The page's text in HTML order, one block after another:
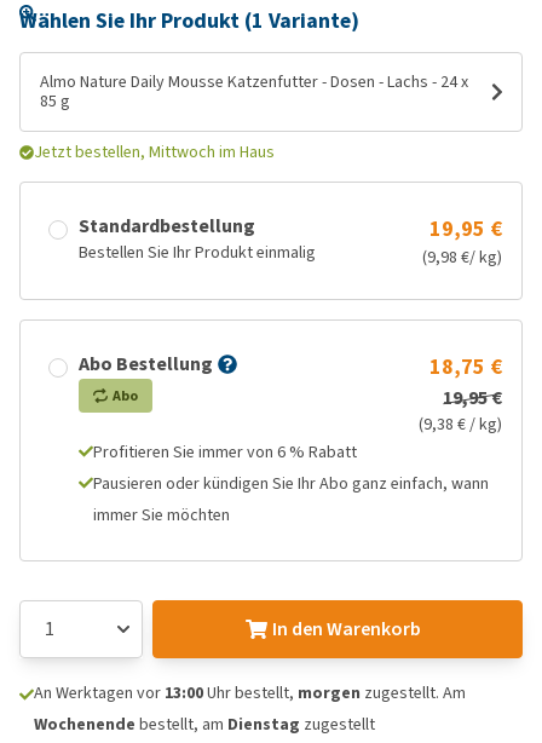
Wählen Sie Ihr Produkt (1 Variante)
Almo Nature Daily Mousse Katzenfutter - Dosen - Lachs - 24 x
85 g
Jetzt bestellen, Mittwoch im Haus
Standardbestellung
Bestellen Sie Ihr Produkt einmalig
19,95 €
(9,98 €/ kg)
Abo Bestellung
Abo
18,75 €
19,95 €
(9,38 € / kg)
Profitieren Sie immer von 6 % Rabatt
Pausieren oder kündigen Sie Ihr Abo ganz einfach, wann
immer Sie möchten
In den Warenkorb
An Werktagen vor 13:00Uhr bestellt, morgen zugestellt. Am
Wochenende bestellt, am Dienstag zugestellt